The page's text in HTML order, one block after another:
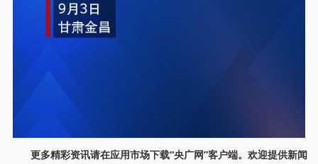
更多精彩资讯请在应用市场下载“央广网”客户端。欢迎提供新闻